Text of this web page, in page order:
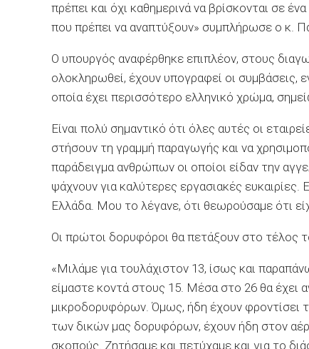
πρέπει και όχι καθημερινά να βρίσκονται σε
που πρέπει να αναπτύξουν» συμπλήρωσε ο κ.
Ο υπουργός αναφέρθηκε επιπλέον, στους
ολοκληρωθεί, έχουν υπογραφεί οι συμβάσεις,
οποία έχει περισσότερο ελληνικό χρώμα,
Είναι πολύ σημαντικό ότι όλες αυτές οι
στήσουν τη γραμμή παραγωγής και να
παράδειγμα ανθρώπων οι οποίοι είδαν την
ψάχνουν για καλύτερες εργασιακές ευκαιρίες.
Ελλάδα. Μου το λέγανε, ότι θεωρούσαμε ότι
Οι πρώτοι δορυφόροι θα πετάξουν στο τέλος
«Μιλάμε για τουλάχιστον 13, ίσως και
είμαστε κοντά στους 15. Μέσα στο 26 θα έχει
μικροδορυφόρων. Όμως, ήδη έχουν φροντίσει
των δικών μας δορυφόρων, έχουν ήδη στον
σκοπούς. Ζητήσαμε και πετύχαμε και για το